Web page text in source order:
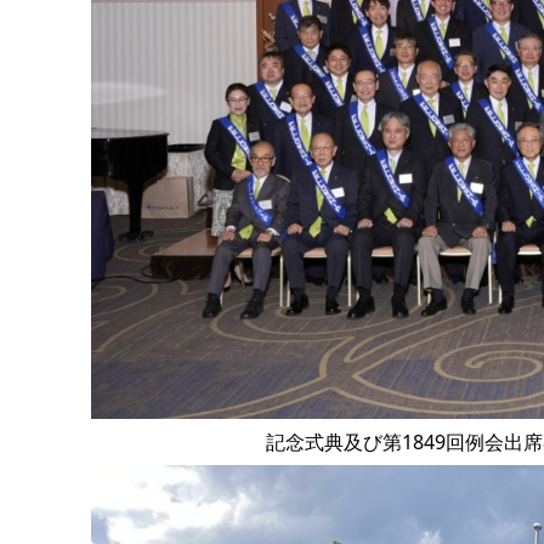
記念式典及び第1849回例会出席